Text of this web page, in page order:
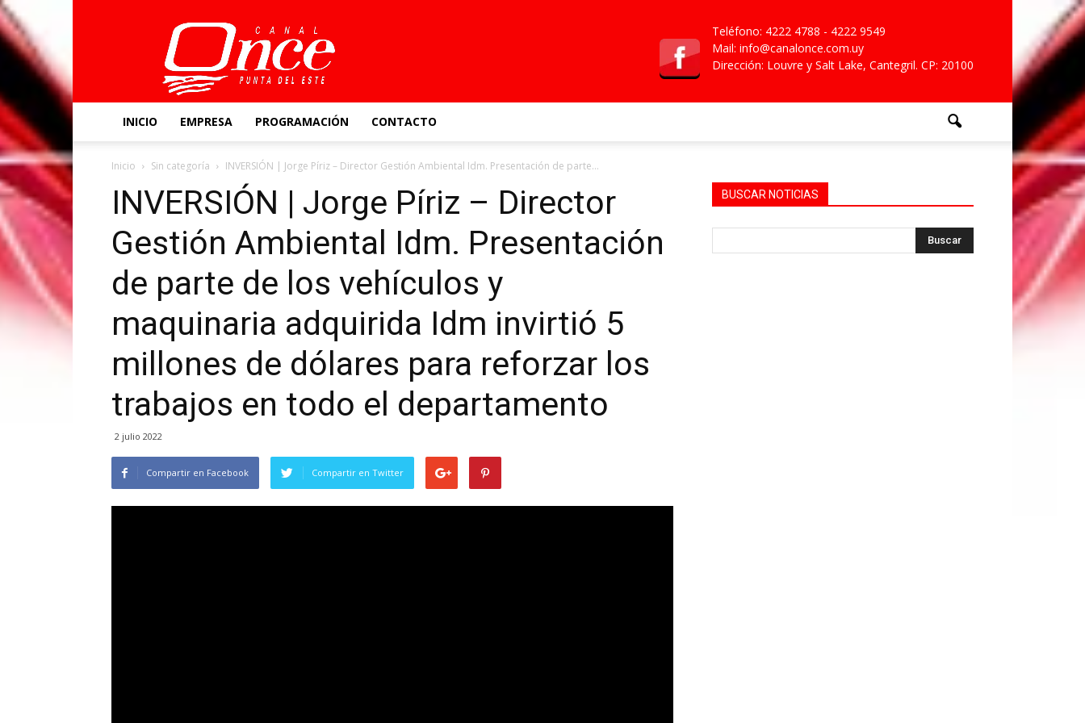
Canal
Once
Teléfono: 4222 4788 - 4222 9549
Mail: info@canalonce.com.uy
Dirección: Louvre y Salt Lake, Cantegril. CP: 20100
INICIO EMPRESA PROGRAMACIÓN CONTACTO
Inicio Sin categoría INVERSIÓN | Jorge Píriz – Director Gestión Ambiental Idm. Presentación de parte...
INVERSIÓN | Jorge Píriz – Director
Gestión Ambiental Idm. Presentación
de parte de los vehículos y
maquinaria adquirida Idm invirtió 5
millones de dólares para reforzar los
trabajos en todo el departamento
2 julio 2022
Compartir en Facebook Compartir en Twitter
BUSCAR NOTICIAS